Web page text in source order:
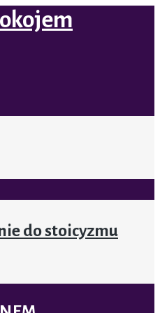
do stoicyzmu